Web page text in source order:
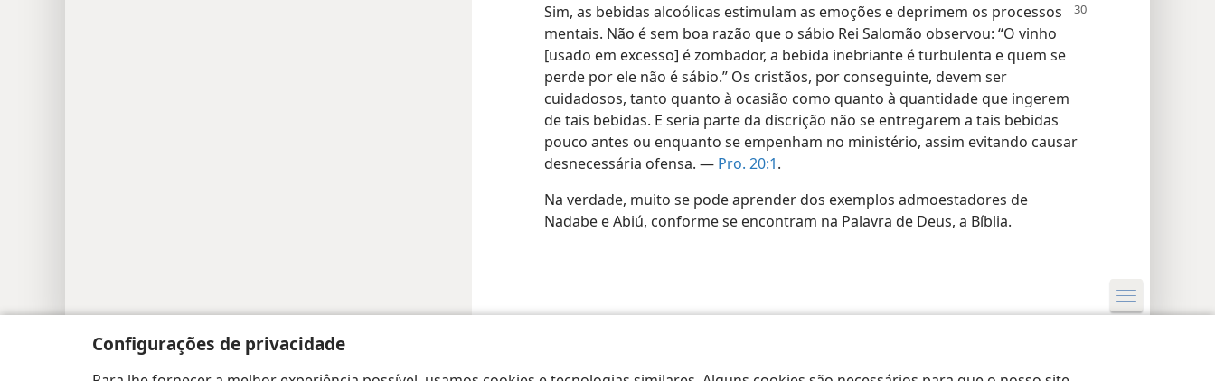
Configurações de privacidade
Sim, as bebidas alcoólicas estimulam as emoções e deprimem os processos
mentais. Não é sem boa razão que o sábio Rei Salomão observou: “O vinho
[usado em excesso] é zombador, a bebida inebriante é turbulenta e quem se
perde por ele não é sábio.” Os cristãos, por conseguinte, devem ser
cuidadosos, tanto quanto à ocasião como quanto à quantidade que ingerem
de tais bebidas. E seria parte da discrição não se entregarem a tais bebidas
pouco antes ou enquanto se empenham no ministério, assim evitando causar
desnecessária ofensa. — Pro. 20:1.
Na verdade, muito se pode aprender dos exemplos admoestadores de
Nadabe e Abiú, conforme se encontram na Palavra de Deus, a Bíblia.